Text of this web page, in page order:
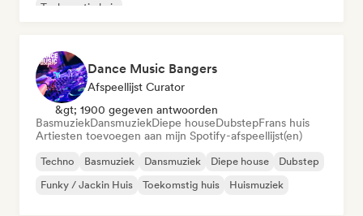
Toekomstig huis
Dance Music Bangers
Afspeellijst Curator
&gt; 1900 gegeven antwoorden
BasmuziekDansmuziekDiepe houseDubstepFrans huis
Artiesten toevoegen aan mijn Spotify-afspeellijst(en)
Techno Basmuziek Dansmuziek Diepe house
Dubstep
Funky / Jackin Huis
Toekomstig huis Huismuziek